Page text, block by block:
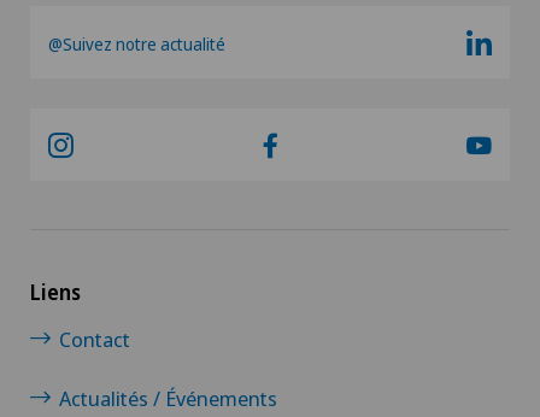
Gastroentérologie et hépatologie
Glaucome
Gonarthrose de la réserve-Valgus
@Suivez notre actualité
Liens
Contact
Actualités / Événements